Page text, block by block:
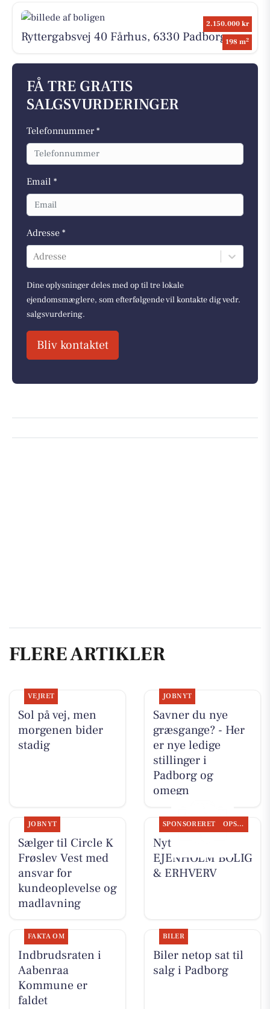
2.150.000 kr
198 m2
Ryttergabsvej 40 Fårhus, 6330 Padborg
FÅ TRE GRATIS
SALGSVURDERINGER
Telefonnummer *
Email *
Adresse *
Adresse
Dine oplysninger deles med op til tre lokale
ejendomsmæglere, som efterfølgende vil kontakte dig vedr.
salgsvurdering.
Bliv kontaktet
FLERE ARTIKLER
VEJRET
Sol på vej, men
morgenen bider
stadig
JOBNYT
Savner du nye
græsgange? - Her
er nye ledige
stillinger i
Padborg og
omegn
JOBNYT
Sælger til Circle K
Frøslev Vest med
ansvar for
kundeoplevelse og
madlavning
SPONSORERET OPSLAGSTAVLEN
Nyt fra
EJENHOLM BOLIG
& ERHVERV
FAKTA OM
Indbrudsraten i
Aabenraa
Kommune er
faldet
BILER
Biler netop sat til
salg i Padborg